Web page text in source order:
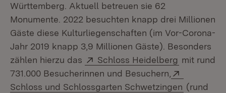
Württemberg. Aktuell betreuen sie 62
Monumente. 2022 besuchten knapp drei Millionen
Gäste diese Kulturliegenschaften (im Vor-Corona-
Jahr 2019 knapp 3,9 Millionen Gäste). Besonders
zählen hierzu das
Extern:
Schloss Heidelberg (Öffnet in
mit rund
731.000 Besucherinnen und Besuchern,
Schloss und Schlossgarten Schwetzingen (Öffnet in
(rund